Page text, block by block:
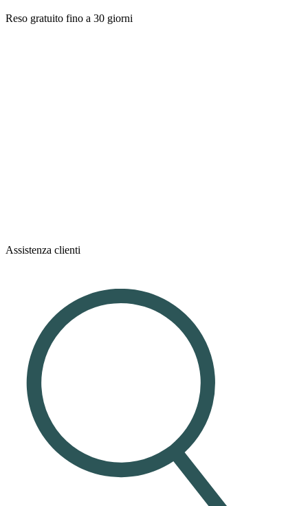
Reso gratuito fino a 30 giorni
Assistenza clienti